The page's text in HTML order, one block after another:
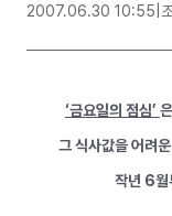
2007.06.30 10:55
‘금요일의 점심’
그 식사값을 어려
작년 6월